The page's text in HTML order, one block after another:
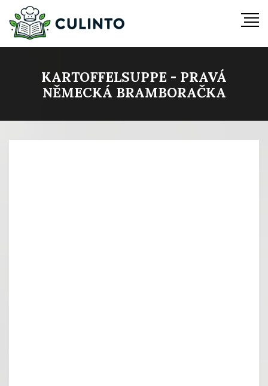
KARTOFFELSUPPE - PRAVÁ
NĚMECKÁ BRAMBORAČKA